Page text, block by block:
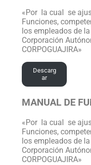
«Por la cual se
Funciones,
los empleados de
Corporación
CORPOGUAJIRA»
Descarg
ar
MANUAL DE
«Por la cual se
Funciones,
los empleados de
Corporación
CORPOGUAJIRA»